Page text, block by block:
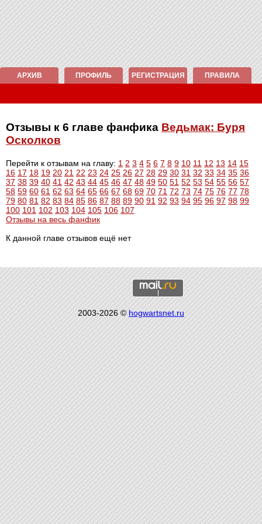
АРХИВ ПРОФИЛЬ РЕГИСТРАЦИЯ ПРАВИЛА
Отзывы к 6 главе фанфика Ведьмак: Буря
Осколков
Перейти к отзывам на главу: 1 2 3 4 5 6 7 8 9 10 11 12 13 14 15
16 17 18 19 20 21 22 23 24 25 26 27 28 29 30 31 32 33 34 35 36
37 38 39 40 41 42 43 44 45 46 47 48 49 50 51 52 53 54 55 56 57
58 59 60 61 62 63 64 65 66 67 68 69 70 71 72 73 74 75 76 77 78
79 80 81 82 83 84 85 86 87 88 89 90 91 92 93 94 95 96 97 98 99
100 101 102 103 104 105 106 107
Отзывы на весь фанфик
К данной главе отзывов ещё нет
2003-2026 ©hogwartsnet.ru